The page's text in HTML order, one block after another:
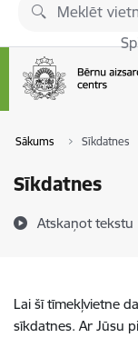
Pāriet uz lapas
Sākums Sīkdatnes
Sīkdatnes
Atskaņot tekstu
Lai šī tīmekļvietne
sīkdatnes. Ar Jūsu